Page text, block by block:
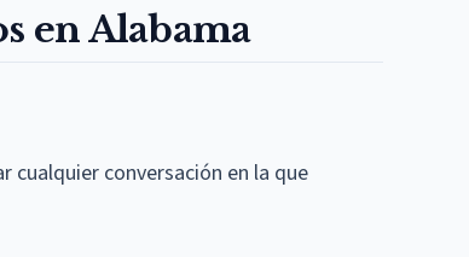
en Alabama
cualquier conversación en la que